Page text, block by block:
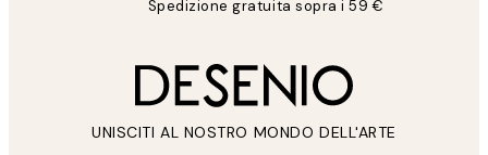
Spedizione gratuita sopra i 59 €
UNISCITI AL NOSTRO MONDO DELL'ARTE